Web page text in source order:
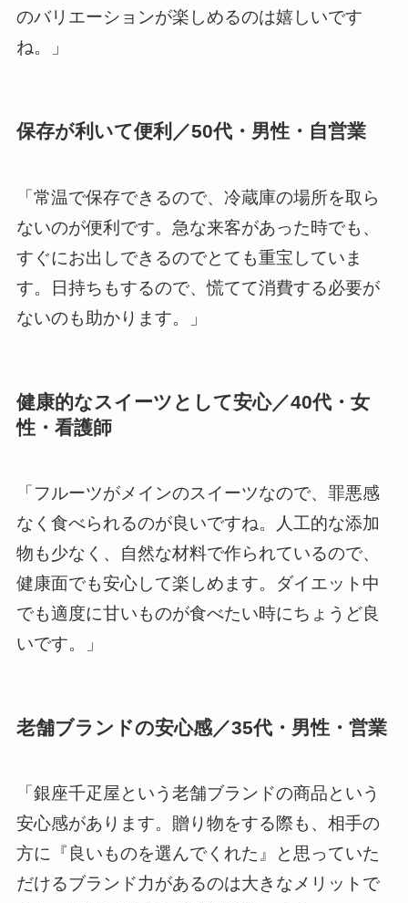
のバリエーションが楽しめるのは嬉しいです
ね。」
保存が利いて便利／50代・男性・自営業
「常温で保存できるので、冷蔵庫の場所を取ら
ないのが便利です。急な来客があった時でも、
すぐにお出しできるのでとても重宝していま
す。日持ちもするので、慌てて消費する必要が
ないのも助かります。」
健康的なスイーツとして安心／40代・女
性・看護師
「フルーツがメインのスイーツなので、罪悪感
なく食べられるのが良いですね。人工的な添加
物も少なく、自然な材料で作られているので、
健康面でも安心して楽しめます。ダイエット中
でも適度に甘いものが食べたい時にちょうど良
いです。」
老舗ブランドの安心感／35代・男性・営業
「銀座千疋屋という老舗ブランドの商品という
安心感があります。贈り物をする際も、相手の
方に『良いものを選んでくれた』と思っていた
だけるブランド力があるのは大きなメリットで